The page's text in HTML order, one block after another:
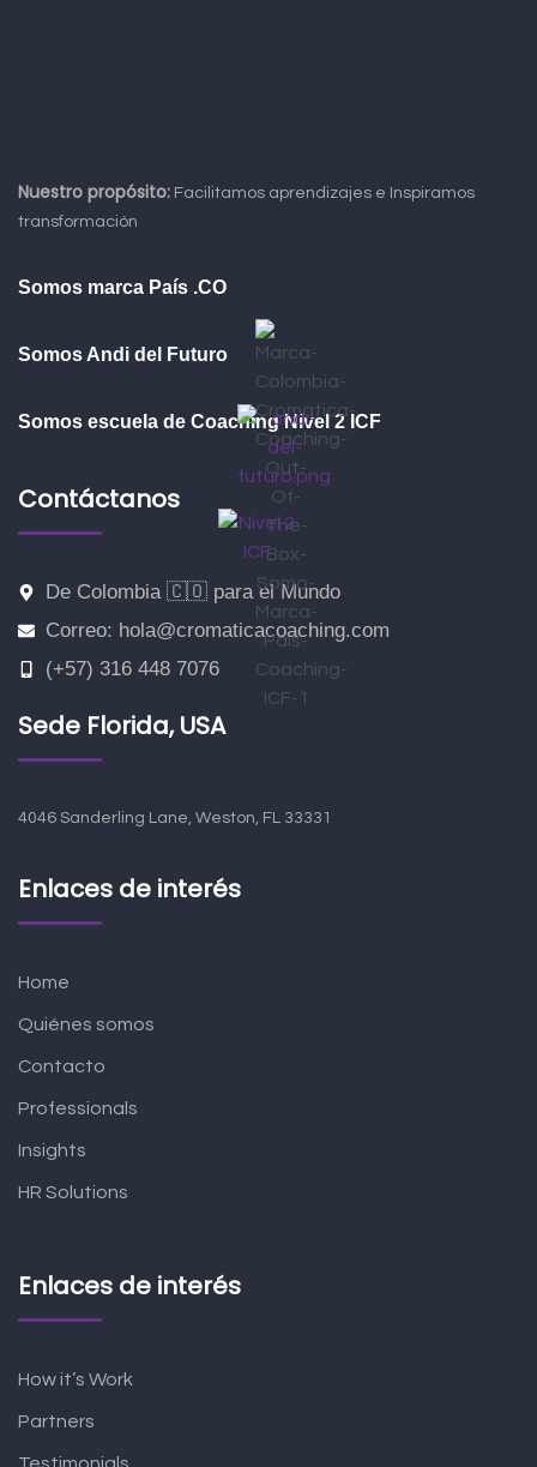
Nuestro propósito: Facilitamos aprendizajes e Inspiramos
transformación
Somos marca País .CO
Somos Andi del Futuro
Somos escuela de Coaching Nivel 2 ICF
Contáctanos
De Colombia 🇨🇴 para el Mundo
Correo: hola@cromaticacoaching.com
(+57) 316 448 7076
Sede Florida, USA
4046 Sanderling Lane, Weston, FL 33331
Enlaces de interés
Home
Quiénes somos
Contacto
Professionals
Insights
HR Solutions
Enlaces de interés
How it’s Work
Partners